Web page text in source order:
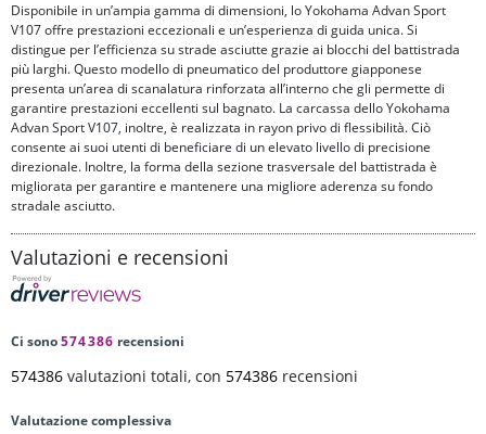
Disponibile in un’ampia gamma di dimensioni, lo Yokohama Advan Sport
V107 offre prestazioni eccezionali e un’esperienza di guida unica. Si
distingue per l’efficienza su strade asciutte grazie ai blocchi del battistrada
più larghi. Questo modello di pneumatico del produttore giapponese
presenta un’area di scanalatura rinforzata all’interno che gli permette di
garantire prestazioni eccellenti sul bagnato. La carcassa dello Yokohama
Advan Sport V107, inoltre, è realizzata in rayon privo di flessibilità. Ciò
consente ai suoi utenti di beneficiare di un elevato livello di precisione
direzionale. Inoltre, la forma della sezione trasversale del battistrada è
migliorata per garantire e mantenere una migliore aderenza su fondo
stradale asciutto.
Valutazioni e recensioni
Ci sono574386 recensioni
574386 valutazioni totali, con 574386 recensioni
Valutazione complessiva